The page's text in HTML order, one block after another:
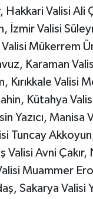
Hakkari Valisi Ali
İzmir Valisi
Mükerrem
Karaman
Kırıkkale Valisi
Kütahya
Yazıcı, Manisa
Tuncay
Valisi Avni
Muammer
Sakarya Valisi